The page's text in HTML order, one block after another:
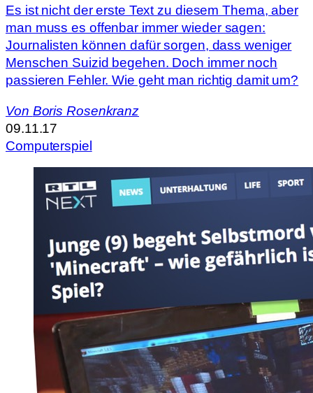
Es ist nicht der erste Text zu diesem Thema, aber
man muss es offenbar immer wieder sagen:
Journalisten können dafür sorgen, dass weniger
Menschen Suizid begehen. Doch immer noch
passieren Fehler. Wie geht man richtig damit um?
Von Boris Rosenkranz
09.11.17
Computerspiel